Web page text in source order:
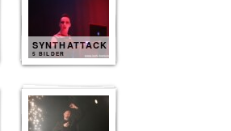
SYNTHATTACK
5 BILDER